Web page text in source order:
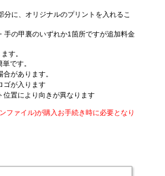
に、オリジナルのプリントを入れるこ
手の甲裏のいずれか1箇所ですが追加料金
す。
です。
があります。
ゴが入ります
置により向きが異なります
ファイル)が購入お手続き時に必要となり